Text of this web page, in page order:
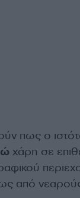
πως ο
χάρη σε
από